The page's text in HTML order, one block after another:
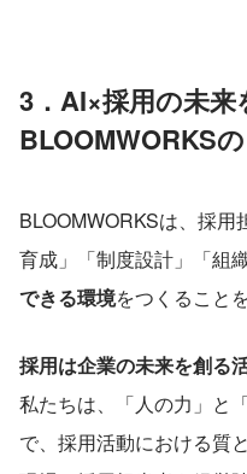
3．AI×採用の未来
BLOOMWORKS
BLOOMWORKSは、採
育成」「制度設計」「組
できる環境をつくること
採用は企業の未来を創る
私たちは、「人の力」と
で、採用活動における質